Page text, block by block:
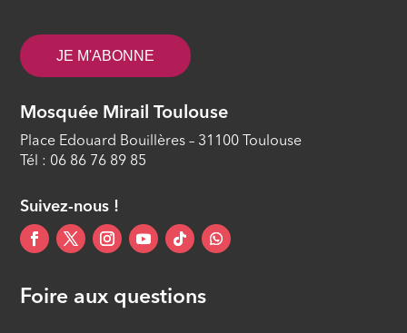
JE M'ABONNE
Mosquée Mirail Toulouse
Place Edouard Bouillères – 31100 Toulouse
Tél : 06 86 76 89 85
Suivez-nous !
Foire aux questions